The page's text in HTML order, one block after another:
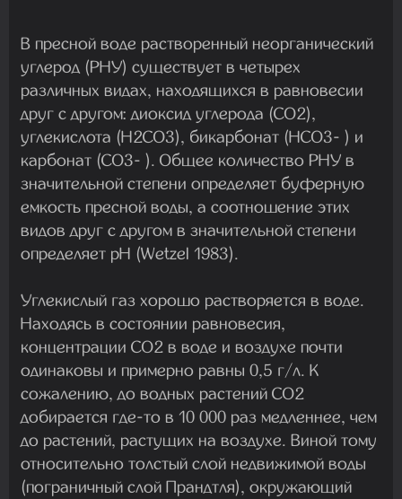
В пресной воде растворенный неорганический
углерод (РНУ) существует в четырех
различных видах, находящихся в равновесии
друг с другом: диоксид углерода (CO2),
углекислота (H2CO3), бикарбонат (HCO3- ) и
карбонат (CO3- ). Общее количество РНУ в
значительной степени определяет буферную
емкость пресной воды, а соотношение этих
видов друг с другом в значительной степени
определяет рН (Wetzel 1983).
Углекислый газ хорошо растворяется в воде.
Находясь в состоянии равновесия,
концентрации CO2 в воде и воздухе почти
одинаковы и примерно равны 0,5 г/л. К
сожалению, до водных растений CO2
добирается где-то в 10 000 раз медленнее, чем
до растений, растущих на воздухе. Виной тому
относительно толстый слой недвижимой воды
(пограничный слой Прандтля), окружающий